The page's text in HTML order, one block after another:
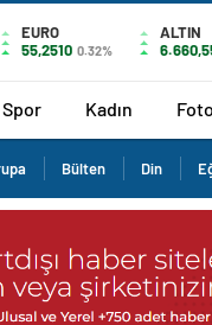
EURO
55,2510 0.32%
ALTIN
Spor Kadın
Bülten Din